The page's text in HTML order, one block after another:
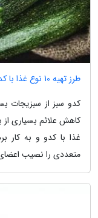
طرز تهیه 10 نوع غذا با کدو که مجذوبتان خواهند کرد!
کدو سبز از سبزیجات
کاهش علائم بسیاری از
غذا با کدو و به کار
متعددی را نصیب